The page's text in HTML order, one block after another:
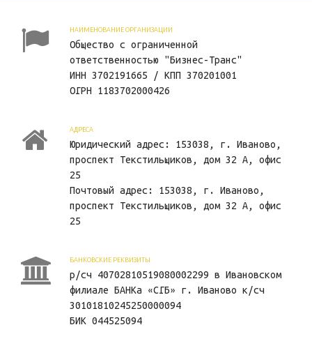
НАИМЕНОВАНИЕ ОРГАНИЗАЦИИ
Общество с ограниченной
ответственностью "Бизнес-Транс"
ИНН 3702191665 / КПП 370201001
ОГРН 1183702000426
АДРЕСА
Юридический адрес: 153038, г. Иваново,
проспект Текстильщиков, дом 32 А, офис
25
Почтовый адрес: 153038, г. Иваново,
проспект Текстильщиков, дом 32 А, офис
25
БАНКОВСКИЕ РЕКВИЗИТЫ
р/сч 40702810519080002299 в Ивановском
филиале БАНКа «СГБ» г. Иваново к/сч
30101810245250000094
БИК 044525094